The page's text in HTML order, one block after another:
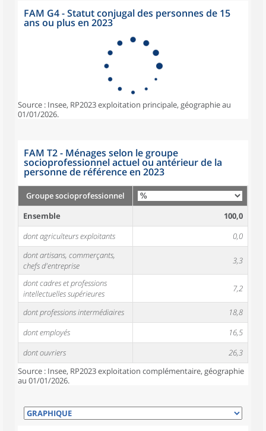
FAM G4 - Statut conjugal des personnes de 15
ans ou plus en 2023
Source : Insee, RP2023 exploitation principale, géographie au
01/01/2026.
FAM T2 - Ménages selon le groupe
socioprofessionnel actuel ou antérieur de la
personne de référence en 2023
Groupe socioprofessionnel
Ensemble
100,0
dont agriculteurs exploitants
0,0
dont artisans, commerçants,
chefs d'entreprise
3,3
dont cadres et professions
intellectuelles supérieures
7,2
dont professions intermédiaires
18,8
dont employés
16,5
dont ouvriers
26,3
Source : Insee, RP2023 exploitation complémentaire, géographie
au 01/01/2026.